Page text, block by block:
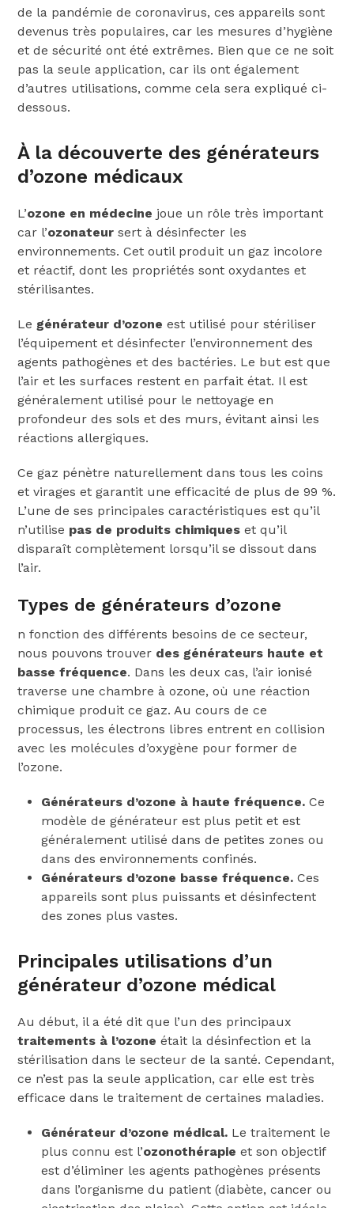
de la pandémie de coronavirus, ces appareils sont
devenus très populaires, car les mesures d’hygiène
et de sécurité ont été extrêmes. Bien que ce ne soit
pas la seule application, car ils ont également
d’autres utilisations, comme cela sera expliqué ci-
dessous.
À la découverte des générateurs
d’ozone médicaux
L’ozone en médecine joue un rôle très important
car l’ozonateur sert à désinfecter les
environnements. Cet outil produit un gaz incolore
et réactif, dont les propriétés sont oxydantes et
stérilisantes.
Le générateur d’ozone est utilisé pour stériliser
l’équipement et désinfecter l’environnement des
agents pathogènes et des bactéries. Le but est que
l’air et les surfaces restent en parfait état. Il est
généralement utilisé pour le nettoyage en
profondeur des sols et des murs, évitant ainsi les
réactions allergiques.
Ce gaz pénètre naturellement dans tous les coins
et virages et garantit une efficacité de plus de 99 %.
L’une de ses principales caractéristiques est qu’il
n’utilise pas de produits chimiques et qu’il
disparaît complètement lorsqu’il se dissout dans
l’air.
Types de générateurs d’ozone
n fonction des différents besoins de ce secteur,
nous pouvons trouver des générateurs haute et
basse fréquence. Dans les deux cas, l’air ionisé
traverse une chambre à ozone, où une réaction
chimique produit ce gaz. Au cours de ce
processus, les électrons libres entrent en collision
avec les molécules d’oxygène pour former de
l’ozone.
Générateurs d’ozone à haute fréquence. Ce
modèle de générateur est plus petit et est
généralement utilisé dans de petites zones ou
dans des environnements confinés.
Générateurs d’ozone basse fréquence.Ces
appareils sont plus puissants et désinfectent
des zones plus vastes.
Principales utilisations d’un
générateur d’ozone médical
Au début, il a été dit que l’un des principaux
traitements à l’ozone était la désinfection et la
stérilisation dans le secteur de la santé. Cependant,
ce n’est pas la seule application, car elle est très
efficace dans le traitement de certaines maladies.
Générateur d’ozone médical. Le traitement le
plus connu est l’ozonothérapie et son objectif
est d’éliminer les agents pathogènes présents
dans l’organisme du patient (diabète, cancer ou